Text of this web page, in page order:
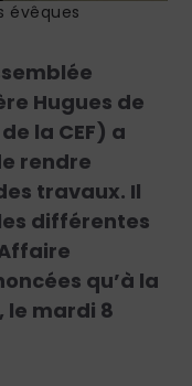
évêques
Hugues de
la CEF) a
rendre
travaux. Il
différentes
qu’à la
le mardi 8